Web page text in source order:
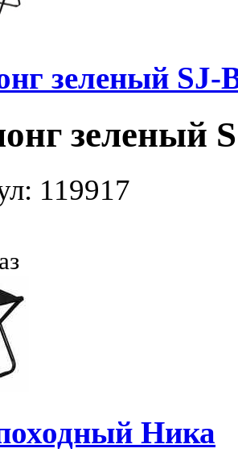
зеленый SJ-
зеленый
119917
Ника